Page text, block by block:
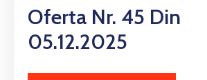
Oferta Nr. 45 Din
05.12.2025